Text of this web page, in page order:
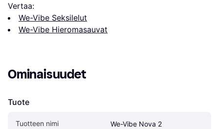
Vertaa:
We-Vibe Seksilelut
We-Vibe Hieromasauvat
Ominaisuudet
Tuote
Tuotteen nimi We-Vibe Nova 2